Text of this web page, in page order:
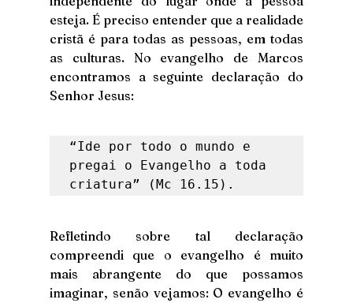
esteja. É preciso entender que a realidade
cristã é para todas as pessoas, em todas
as culturas. No evangelho de Marcos
encontramos a seguinte declaração do
Senhor Jesus:
“Ide por todo o mundo e
pregai o Evangelho a toda
criatura” (Mc 16.15).
Refletindo sobre tal declaração
compreendi que o evangelho é muito
mais abrangente do que possamos
imaginar, senão vejamos: O evangelho é